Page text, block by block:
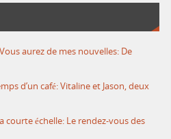
aurez de mes nouvelles: De
d’un café: Vitaline et Jason, deux
courte échelle: Le rendez-vous des